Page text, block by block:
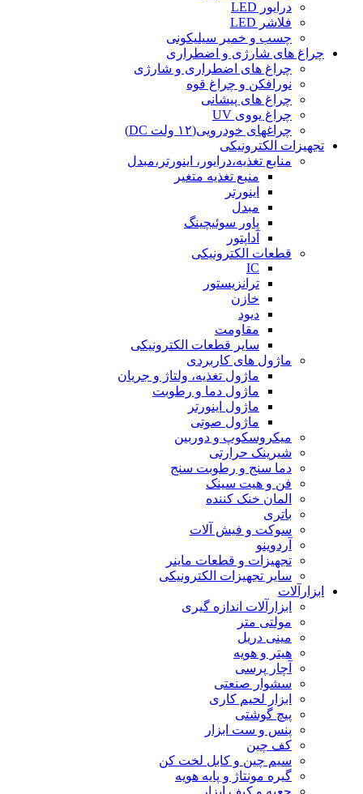
درایور LED
فلاشر LED
چسب و خمیر سیلیکونی
چراغ های شارژی و اضطراری
چراغ های اضطراری و شارژی
نورافکن و چراغ قوه
چراغ های پیشانی
چراغ یووی UV
چراغهای خودرویی(۱۲ ولت DC)
تجهیزات الکترونیکی
منابع تغذیه،درایور، اینورتر،مبدل
منبع تغذیه متغیر
اینورتر
مبدل
پاور سوئیچینگ
آداپتور
قطعات الکترونیکی
IC
ترانزیستور
خازن
دیود
مقاومت
سایر قطعات الکترونیکی
ماژول های کاربردی
ماژول تغذیه، ولتاژ و جریان
ماژول دما و رطوبت
ماژول اینورتر
ماژول صوتی
میکروسکوپ و دوربین
شیرینک حرارتی
دما سنج و رطوبت سنج
فن و هیت سینک
المان خنک کننده
باتری
سوکت و فیش آلات
آردوینو
تجهیزات و قطعات ماینر
سایر تجهیزات الکترونیکی
ابزارآلات
ابزارآلات اندازه گیری
مولتی متر
مینی دریل
هیتر و هویه
آچار پرسی
سشوار صنعتی
ابزار لحیم کاری
پیچ گوشتی
پنس و ست ابزار
کف چین
سیم چین و کابل لخت کن
گیره مونتاژ و پایه هویه
جعبه و کیف ابزار